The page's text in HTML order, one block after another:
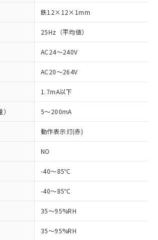
鉄12×12×1mm
25Hz（平均値）
AC24～240V
AC20～264V
1.7mA以下
5～200mA
動作表示灯(赤)
NO
-40～85℃
-40～85℃
35～95%RH
35～95%RH
況
応した製品が提供可能な商品で
EU RoHS指令（10物質）の非含